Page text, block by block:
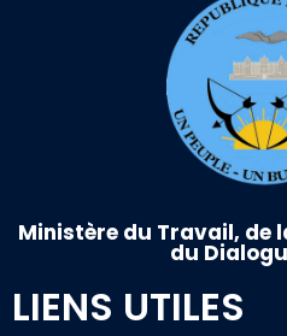
Ministère du Travail, de
du
LIENS UTILES